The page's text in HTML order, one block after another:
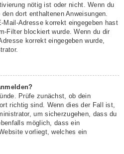
nötig ist oder nicht. Wenn du
dort enthaltenen Anweisungen.
Mail-Adresse korrekt eingegeben hast
Filter blockiert wurde. Wenn du dir
korrekt eingegeben wurde,
Prüfe zunächst, ob dein
richtig sind. Wenn dies der Fall ist,
um sicherzugehen, dass du
möglich, dass ein
vorliegt, welches ein